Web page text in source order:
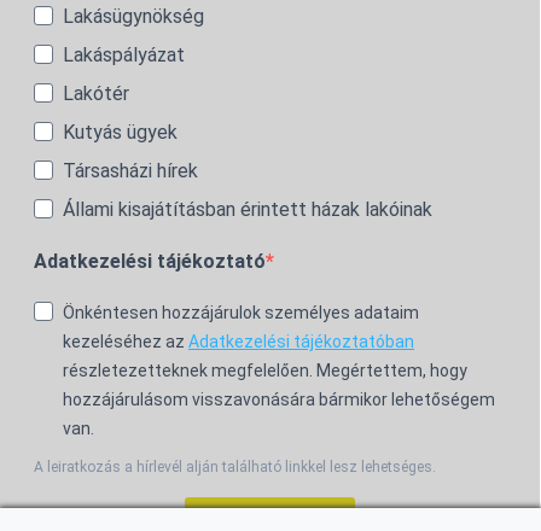
Lakásügynökség
Lakáspályázat
Lakótér
Kutyás ügyek
Társasházi hírek
Állami kisajátításban érintett házak lakóinak
Adatkezelési tájékoztató
Önkéntesen hozzájárulok személyes adataim
kezeléséhez az Adatkezelési tájékoztatóban
részletezetteknek megfelelően. Megértettem, hogy
hozzájárulásom visszavonására bármikor lehetőségem
van.
A leiratkozás a hírlevél alján található linkkel lesz lehetséges.